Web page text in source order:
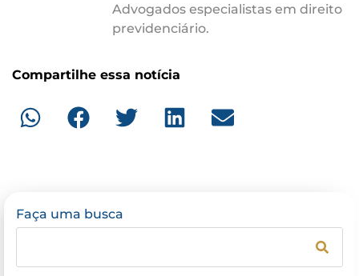
Advogados especialistas em direito
previdenciário.
Compartilhe essa notícia
Faça uma busca